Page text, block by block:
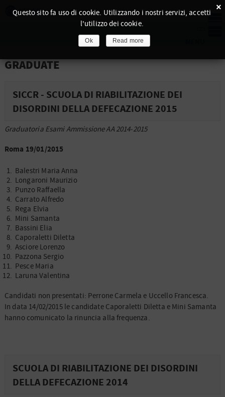
GRADUATE
SICCR - SCUOLA DI RIABILITAZIONE DEI
DISORDINI DELLA DEFECAZIONE 2015
Graduatoria Esami Ammissione AA 2014-2015
Roma 19/01/2015
Balestri Maria Anna
Longaroni Maurizio
Punzo Raffaella
Carrato Alfredo
Rega Elvia
Mini Samanta
Bassini Elia
Caporaletti Diletta
Asciore Lorenzo
Pazzona Sergio
Pesce Maria
Laruna Valentina
Candidati non presentati: Perrone Carmela e Uccello Francesca.
In data 14/02/2015 le candidate Caporaletti Diletta e Mini Samanta
hanno comunicato la rinuncia alla frequenza.
SCUOLA DI RIABILITAZIONE DEI DISORDINI
DELLA DEFECAZIONE 2014
×
Questo sito fa uso di cookie. Utilizzando i nostri servizi, accetti
l'utilizzo dei cookie.
Ok Read more